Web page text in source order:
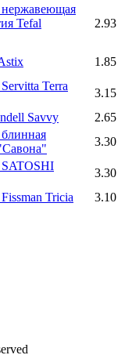
нержавеющая
Tefal
2.93
1.85
Terra
3.15
Savvy
2.65
3.30
3.30
Tricia
3.10